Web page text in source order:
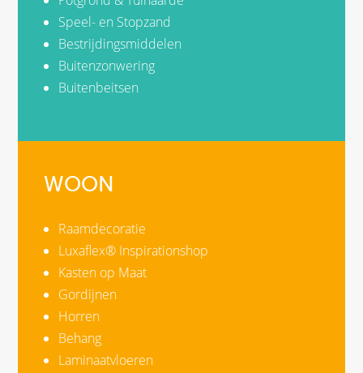
Speel- en Stopzand
Bestrijdingsmiddelen
Buitenzonwering
Buitenbeitsen
WOON
Raamdecoratie
Luxaflex® Inspirationshop
Kasten op Maat
Gordijnen
Horren
Behang
Laminaatvloeren